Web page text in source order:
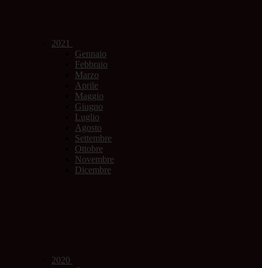
2021
Gennaio
Febbraio
Marzo
Aprile
Maggio
Giugno
Luglio
Agosto
Settembre
Ottobre
Novembre
Dicembre
2020